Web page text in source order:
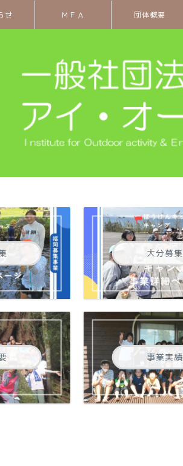
せ ＭＦＡ 団体概要
大分募集
事業実績